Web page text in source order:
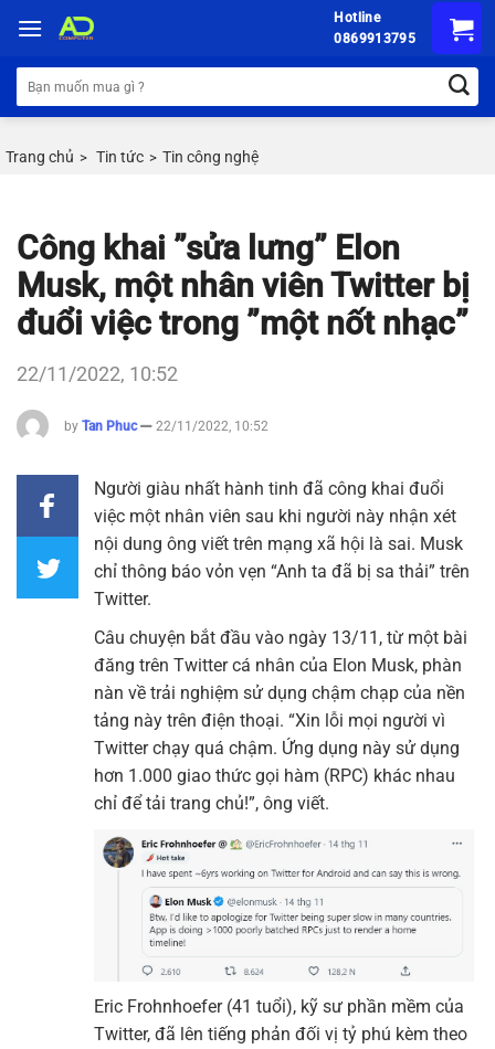
đến
nội
dung
Hotline
0869913795
Tìm
kiếm:
Trang chủ > Tin tức > Tin công nghệ
Công khai ”sửa lưng” Elon
Musk, một nhân viên Twitter bị
đuổi việc trong ”một nốt nhạc”
22/11/2022, 10:52
by Tan Phuc 22/11/2022, 10:52
Người giàu nhất hành tinh đã công khai đuổi
việc một nhân viên sau khi người này nhận xét
nội dung ông viết trên mạng xã hội là sai. Musk
chỉ thông báo vỏn vẹn “Anh ta đã bị sa thải” trên
Twitter.
Câu chuyện bắt đầu vào ngày 13/11, từ một bài
đăng trên Twitter cá nhân của Elon Musk, phàn
nàn về trải nghiệm sử dụng chậm chạp của nền
tảng này trên điện thoại. “Xin lỗi mọi người vì
Twitter chạy quá chậm. Ứng dụng này sử dụng
hơn 1.000 giao thức gọi hàm (RPC) khác nhau
chỉ để tải trang chủ!”, ông viết.
Eric Frohnhoefer (41 tuổi), kỹ sư phần mềm của
Twitter, đã lên tiếng phản đối vị tỷ phú kèm theo